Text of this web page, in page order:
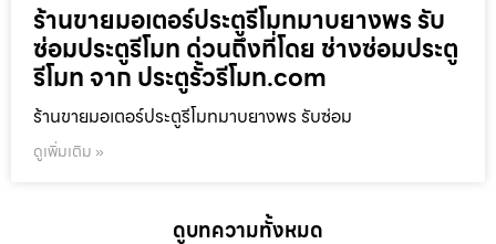
ร้านขายมอเตอร์ประตูรีโมทมาบยางพร รับ
ซ่อมประตูรีโมท ด่วนถึงที่โดย ช่างซ่อมประตู
รีโมท จาก ประตูรั้วรีโมท.com
ร้านขายมอเตอร์ประตูรีโมทมาบยางพร รับซ่อม
ดูเพิ่มเติม »
ดูบทความทั้งหมด